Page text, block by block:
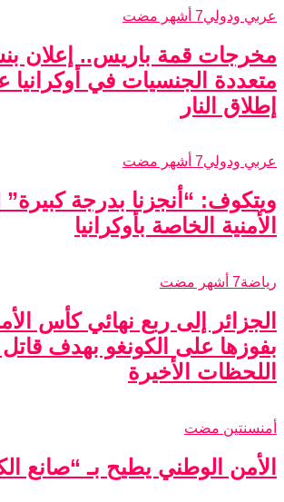
عربي ودولي7 أشهر مضت
مخرجات قمة باريس.. إعلان
متعددة الجنسيات في
إطلاق النار
عربي ودولي7 أشهر مضت
ويتكوف: “أنجزنا بدرجة كبيرة”
الأمنية الخاصة بأوكرانيا
رياضة7 أشهر مضت
الجزائر إلى ربع نهائي كأس
بفوزها على الكونغو بهدف
اللحظات الأخيرة
أمنسنتين مضت
الأمن الوطني يطيح بـ “صانع